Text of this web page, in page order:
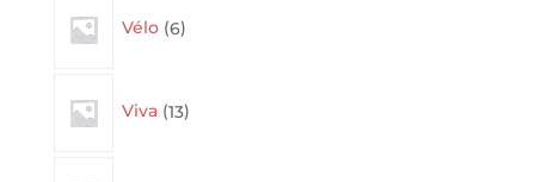
Vélo 6products
Viva 13products